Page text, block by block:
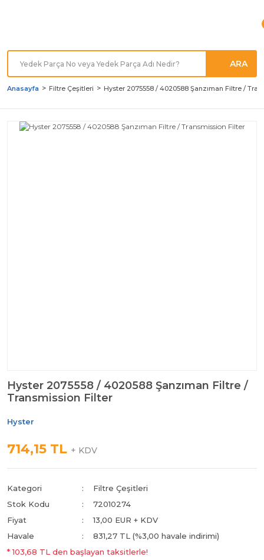
ARA
Anasayfa Filtre Çeşitleri Hyster 2075558 / 4020588 Şanzıman Filtre /
Hyster 2075558 / 4020588 Şanzıman Filtre /
Transmission Filter
Hyster
714,15 TL + KDV
Kategori
Filtre Çeşitleri
Stok Kodu
72010274
Fiyat
13,00 EUR + KDV
Havale
831,27 TL (%3,00 havale indirimi)
* 103,68 TL den başlayan taksitlerle!